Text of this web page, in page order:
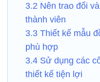
3.2 Nên trao đổi
thành viên
3.3 Thiết kế mẫu
phù hợp
3.4 Sử dụng các
thiết kế tiện lợi